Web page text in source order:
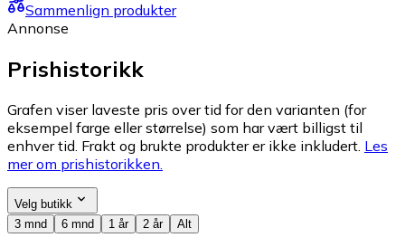
Sammenlign produkter
Annonse
Prishistorikk
Grafen viser laveste pris over tid for den varianten (for
eksempel farge eller størrelse) som har vært billigst til
enhver tid. Frakt og brukte produkter er ikke inkludert. Les
mer om prishistorikken.
Velg butikk
3 mnd
6 mnd 1 år 2 år Alt